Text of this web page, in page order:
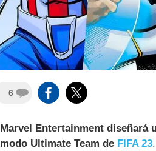
6
Marvel Entertainment diseñará
modo Ultimate Team de FIFA 23